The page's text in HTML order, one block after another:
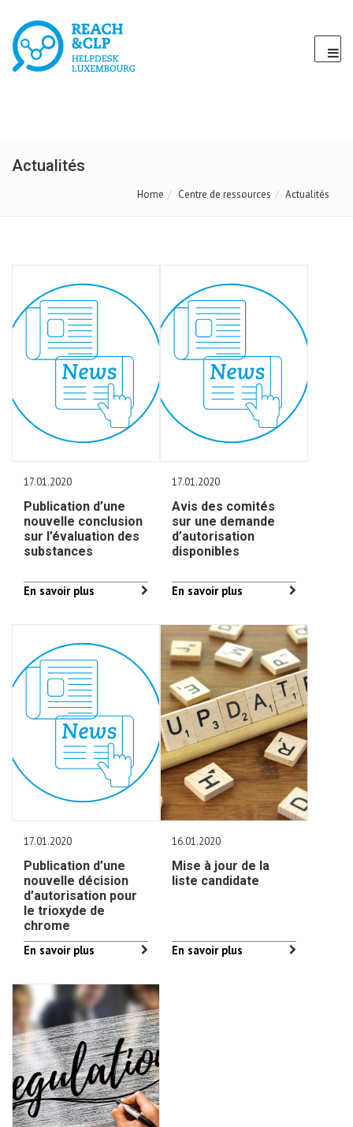
Actualités
Home Centre de ressources Actualités
17.01.2020
Publication d’une
nouvelle conclusion
sur l’évaluation des
substances
En savoir plus
17.01.2020
Avis des comités
sur une demande
d’autorisation
disponibles
En savoir plus
17.01.2020
Publication d’une
nouvelle décision
d’autorisation pour
le trioxyde de
chrome
En savoir plus
16.01.2020
Mise à jour de la
liste candidate
En savoir plus